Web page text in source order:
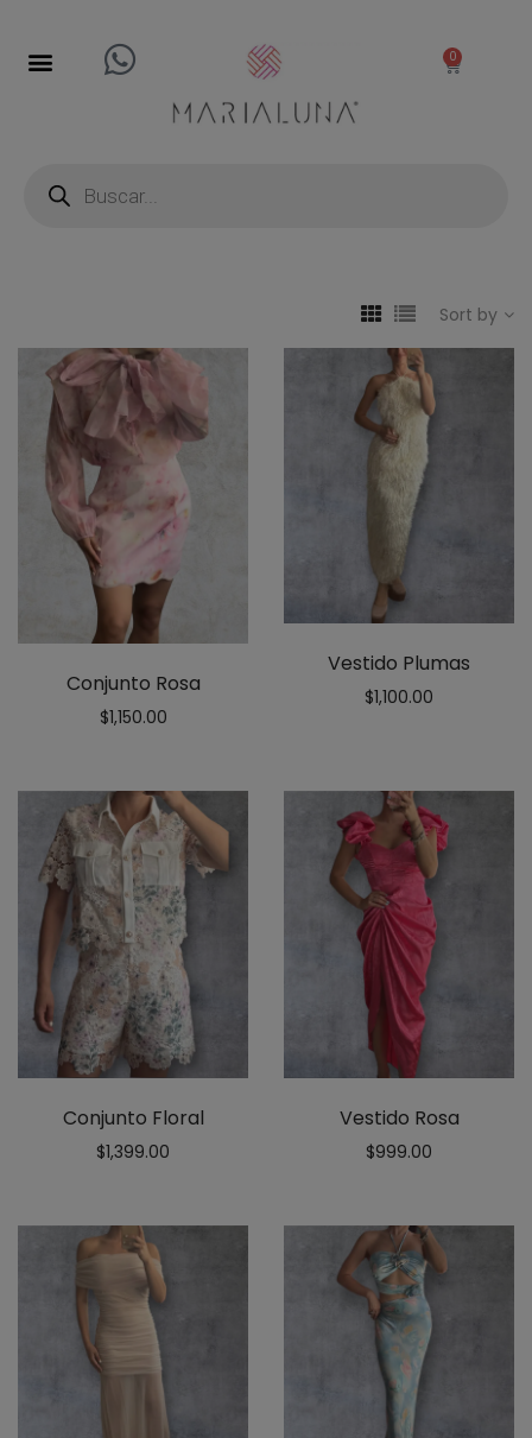
0
Sort by
Conjunto Rosa
$1,150.00
Vestido Plumas
$1,100.00
Conjunto Floral
$1,399.00
Vestido Rosa
$999.00